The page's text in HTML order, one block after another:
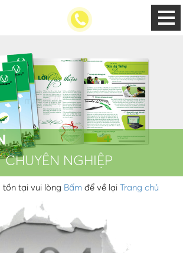
CHUYÊN NGHIỆP
tồn tại vui lòng Bấm để về lại Trang chủ